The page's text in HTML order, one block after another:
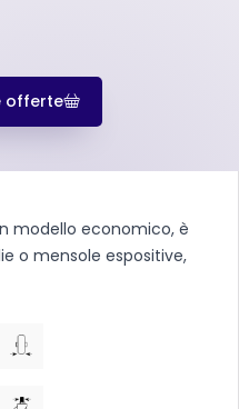
offerte
modello economico, è
o mensole espositive,